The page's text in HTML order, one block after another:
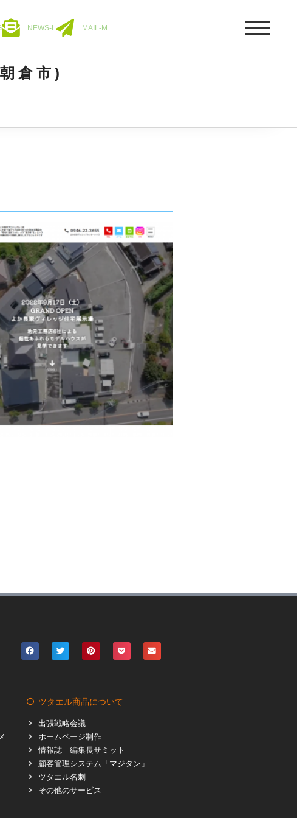
NEWS-L MAIL-M
倉市)
ツタエル商品について
出張戦略会議
ホームページ制作
情報誌 編集長サミット
顧客管理システム「マジタン」
ツタエル名刺
その他のサービス